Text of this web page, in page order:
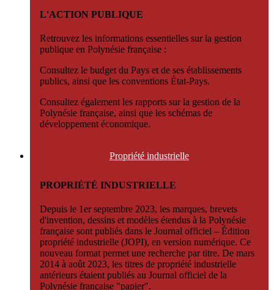
L'ACTION PUBLIQUE
Retrouvez les informations essentielles sur la gestion
publique en Polynésie française :
Consultez le budget du Pays et de ses établissements
publics, ainsi que les conventions État-Pays.
Consultez également les rapports sur la gestion de la
Polynésie française, ainsi que les schémas de
développement économique.
Propriété industrielle
PROPRIÉTÉ INDUSTRIELLE
Depuis le 1er septembre 2023, les marques, brevets
d'invention, dessins et modèles étendus à la Polynésie
française sont publiés dans le Journal officiel – Édition
propriété industrielle (JOPI), en version numérique. Ce
nouveau format permet une recherche par titre. De mars
2014 à août 2023, les titres de propriété industrielle
antérieurs étaient publiés au Journal officiel de la
Polynésie française "papier".